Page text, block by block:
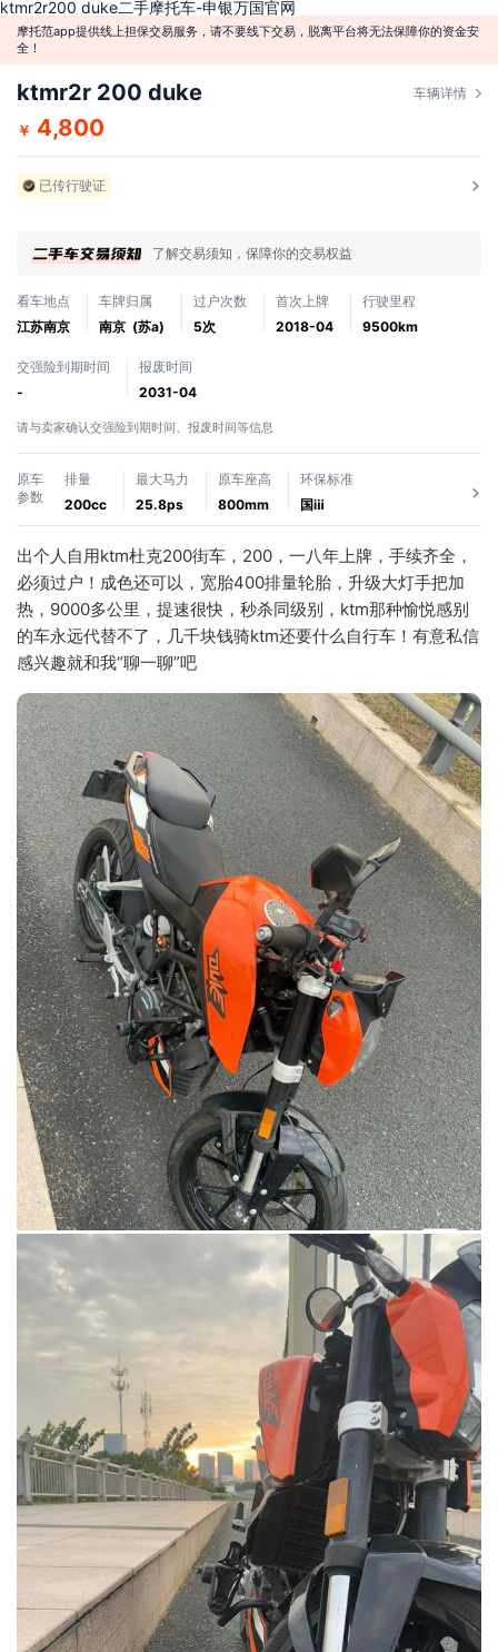
ktmr2r200 duke二手摩托车-申银万国官网
摩托范app提供线上担保交易服务，请不要线下交易，脱离平台将无法保障你的资金安
全！
ktmr2r 200 duke 车辆详情
￥ 4,800
已传行驶证
了解交易须知，保障你的交易权益
看车地点
江苏南京
车牌归属
南京 (苏a)
过户次数
5次
首次上牌
2018-04
行驶里程
9500km
交强险到期时间
-
报废时间
2031-04
请与卖家确认交强险到期时间、报废时间等信息
原车
参数
排量
200cc
最大马力
25.8ps
原车座高
800mm
环保标准
国ⅲ
出个人自用ktm杜克200街车，200，一八年上牌，手续齐全，
必须过户！成色还可以，宽胎400排量轮胎，升级大灯手把加
热，9000多公里，提速很快，秒杀同级别，ktm那种愉悦感别
的车永远代替不了，几千块钱骑ktm还要什么自行车！有意私信
感兴趣就和我“聊一聊”吧